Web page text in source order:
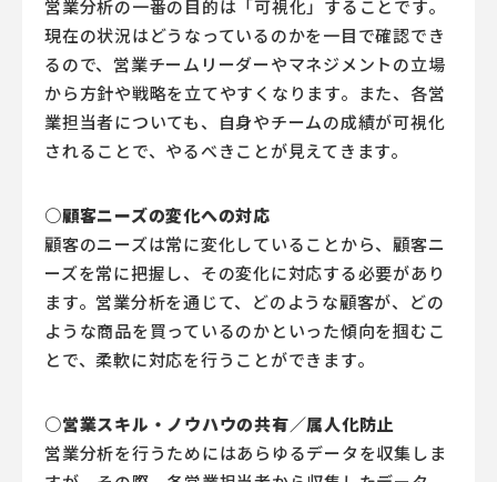
営業分析の一番の目的は「可視化」することです。
現在の状況はどうなっているのかを一目で確認でき
るので、営業チームリーダーやマネジメントの立場
から方針や戦略を立てやすくなります。また、各営
業担当者についても、自身やチームの成績が可視化
されることで、やるべきことが見えてきます。
○顧客ニーズの変化への対応
顧客のニーズは常に変化していることから、顧客ニ
ーズを常に把握し、その変化に対応する必要があり
ます。営業分析を通じて、どのような顧客が、どの
ような商品を買っているのかといった傾向を掴むこ
とで、柔軟に対応を行うことができます。
○営業スキル・ノウハウの共有／属人化防止
営業分析を行うためにはあらゆるデータを収集しま